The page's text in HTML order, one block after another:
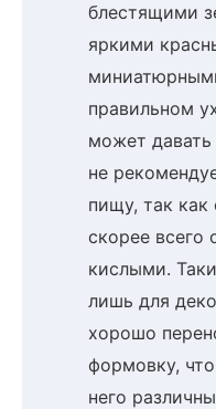
блестящими
яркими
правильном
может
не
пищу, так как
скорее всего
кислыми.
лишь для
хорошо
формовку,
него